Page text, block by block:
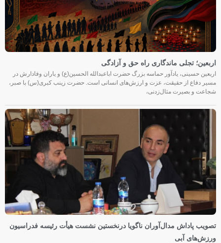
اربعین؛ تجلی ماندگاری راه حق و آزادگی
اربعین حسینی، یادآور حماسه بزرگ حضرت اباعبدالله الحسین(ع) و یاران وفادارش در
مسیر دفاع از حقیقت، عزت و ارزش‌های انسانی است. حضرت زینب کبری(س) با صبر،
شجاعت و بصیرت مثال‌زدنی،
تصویب پاداش مدال‌آوران ناگویا درنخستین نشست هیأت رئیسه فدراسیون
ورزش‌های آبی